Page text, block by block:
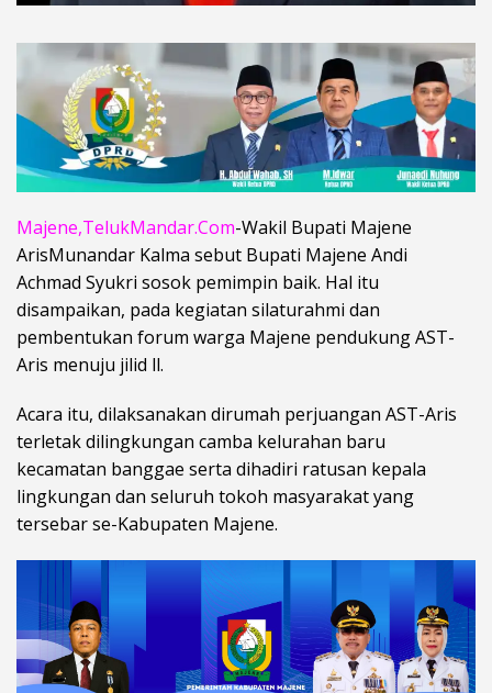
Majene,TelukMandar.Com-Wakil Bupati Majene
ArisMunandar Kalma sebut Bupati Majene Andi
Achmad Syukri sosok pemimpin baik. Hal itu
disampaikan, pada kegiatan silaturahmi dan
pembentukan forum warga Majene pendukung AST-
Aris menuju jilid ll.
Acara itu, dilaksanakan dirumah perjuangan AST-Aris
terletak dilingkungan camba kelurahan baru
kecamatan banggae serta dihadiri ratusan kepala
lingkungan dan seluruh tokoh masyarakat yang
tersebar se-Kabupaten Majene.